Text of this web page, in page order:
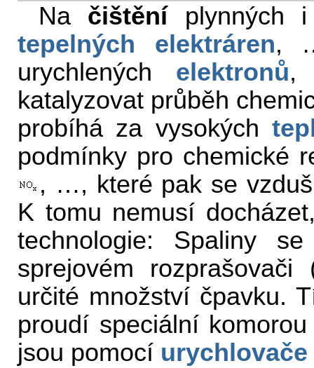
Na čištěníplynných
tepelných elektráren,
urychlených elektronů,
katalyzovat průběh
probíhá za vysokých
podmínky pro chemické
, …, které pak se
K tomu nemusí
technologie: Spaliny
sprejovém rozprašovači
určité množství čpavku.
proudí speciální
jsou pomocí urychlovače